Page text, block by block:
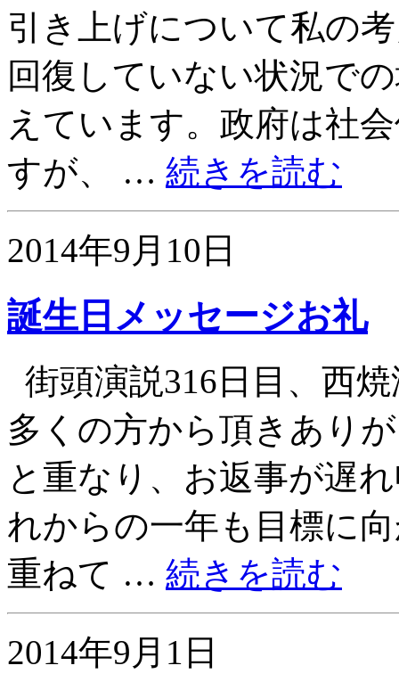
引き上げについて私の
回復していない状況で
えています。政府は社
すが、 … 続きを読む
2014年9月10日
誕生日メッセージお礼
街頭演説316日目、西
多くの方から頂きあり
と重なり、お返事が遅
れからの一年も目標に
重ねて … 続きを読む
2014年9月1日